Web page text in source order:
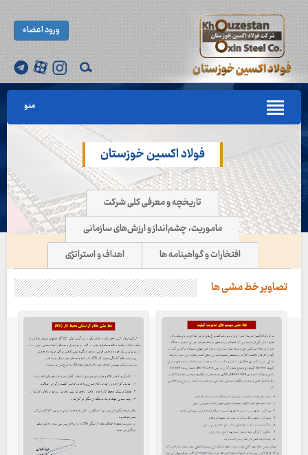
ورود اعضاء
منو
فولاد اکسین خوزستان
تاریخچه و معرفی کلی شرکت
ماموریت، چشم‌انداز و ارزش‌های سازمانی
افتخارات و گواهینامه ها
اهداف و استراتژی
تصاویر خط مشی ها